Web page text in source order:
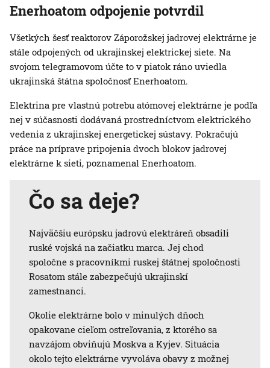
Enerhoatom odpojenie potvrdil
Všetkých šesť reaktorov Záporožskej jadrovej elektrárne je
stále odpojených od ukrajinskej elektrickej siete. Na
svojom telegramovom účte to v piatok ráno uviedla
ukrajinská štátna spoločnosť Enerhoatom.
Elektrina pre vlastnú potrebu atómovej elektrárne je podľa
nej v súčasnosti dodávaná prostredníctvom elektrického
vedenia z ukrajinskej energetickej sústavy. Pokračujú
práce na príprave pripojenia dvoch blokov jadrovej
elektrárne k sieti, poznamenal Enerhoatom.
Čo sa deje?
Najväčšiu európsku jadrovú elektráreň obsadili
ruské vojská na začiatku marca. Jej chod
spoločne s pracovníkmi ruskej štátnej spoločnosti
Rosatom stále zabezpečujú ukrajinskí
zamestnanci.
Okolie elektrárne bolo v minulých dňoch
opakovane cieľom ostreľovania, z ktorého sa
navzájom obviňujú Moskva a Kyjev. Situácia
okolo tejto elektrárne vyvoláva obavy z možnej